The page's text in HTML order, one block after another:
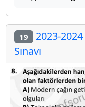
19 2023-
Sınavı